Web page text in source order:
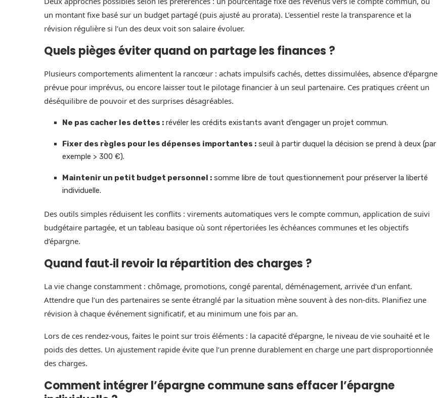
un montant fixe basé sur un budget partagé (puis ajusté au prorata). L’essentiel reste la transparence et la
révision régulière si l’un des deux voit son salaire évoluer.
Quels pièges éviter quand on partage les finances ?
Plusieurs comportements alimentent la rancœur : achats impulsifs cachés, dettes dissimulées, absence d’épargne
prévue pour imprévus, ou encore laisser tout le pilotage financier à un seul partenaire. Ces pratiques créent un
déséquilibre de pouvoir et des surprises désagréables.
Ne pas cacher les dettes : révéler les crédits existants avant d’engager un projet commun.
Fixer des règles pour les dépenses importantes : seuil à partir duquel la décision se prend à deux (par
exemple > 300 €).
Maintenir un petit budget personnel : somme libre de tout questionnement pour préserver la liberté
individuelle.
Des outils simples réduisent les conflits : virements automatiques vers le compte commun, application de suivi
budgétaire partagée, et un tableau basique où sont répertoriées les échéances communes et les objectifs
d’épargne.
Quand faut‑il revoir la répartition des charges ?
La vie change constamment : chômage, promotions, congé parental, déménagement, arrivée d’un enfant.
Attendre que l’un des partenaires se sente étranglé par la situation mène souvent à des non‑dits. Planifiez une
révision à chaque événement significatif, et au minimum une fois par an.
Lors de ces rendez‑vous, faites le point sur trois éléments : la capacité d’épargne, le niveau de vie souhaité et le
poids des dettes. Un ajustement rapide évite que l’un prenne durablement en charge une part disproportionnée
des charges.
Comment intégrer l’épargne commune sans effacer l’épargne